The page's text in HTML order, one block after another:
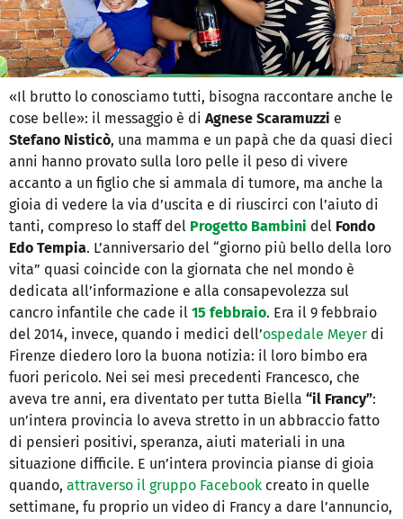
«Il brutto lo conosciamo tutti, bisogna raccontare anche le
cose belle»: il messaggio è di Agnese Scaramuzzi e
Stefano Nisticò, una mamma e un papà che da quasi dieci
anni hanno provato sulla loro pelle il peso di vivere
accanto a un figlio che si ammala di tumore, ma anche la
gioia di vedere la via d’uscita e di riuscirci con l’aiuto di
tanti, compreso lo staff del Progetto Bambini del Fondo
Edo Tempia. L’anniversario del “giorno più bello della loro
vita” quasi coincide con la giornata che nel mondo è
dedicata all’informazione e alla consapevolezza sul
cancro infantile che cade il 15 febbraio. Era il 9 febbraio
del 2014, invece, quando i medici dell’ospedale Meyer di
Firenze diedero loro la buona notizia: il loro bimbo era
fuori pericolo. Nei sei mesi precedenti Francesco, che
aveva tre anni, era diventato per tutta Biella “il Francy”:
un’intera provincia lo aveva stretto in un abbraccio fatto
di pensieri positivi, speranza, aiuti materiali in una
situazione difficile. E un’intera provincia pianse di gioia
quando, attraverso il gruppo Facebook creato in quelle
settimane, fu proprio un video di Francy a dare l’annuncio,